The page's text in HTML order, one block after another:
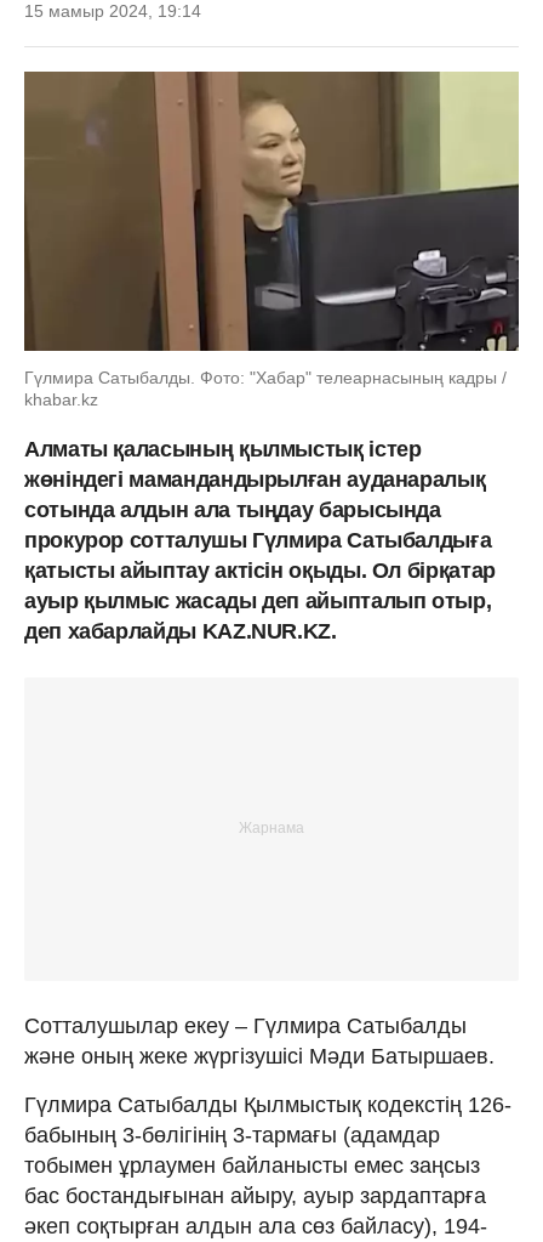
15 мамыр 2024, 19:14
Гүлмира Сатыбалды. Фото: "Хабар" телеарнасының кадры /
khabar.kz
Алматы қаласының қылмыстық істер
жөніндегі мамандандырылған ауданаралық
сотында алдын ала тыңдау барысында
прокурор сотталушы Гүлмира Сатыбалдыға
қатысты айыптау актісін оқыды. Ол бірқатар
ауыр қылмыс жасады деп айыпталып отыр,
деп хабарлайды KAZ.NUR.KZ.
Сотталушылар екеу – Гүлмира Сатыбалды
және оның жеке жүргізушісі Мәди Батыршаев.
Гүлмира Сатыбалды Қылмыстық кодекстің 126-
бабының 3-бөлігінің 3-тармағы (адамдар
тобымен ұрлаумен байланысты емес заңсыз
бас бостандығынан айыру, ауыр зардаптарға
әкеп соқтырған алдын ала сөз байласу), 194-